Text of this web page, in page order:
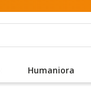
Humaniora